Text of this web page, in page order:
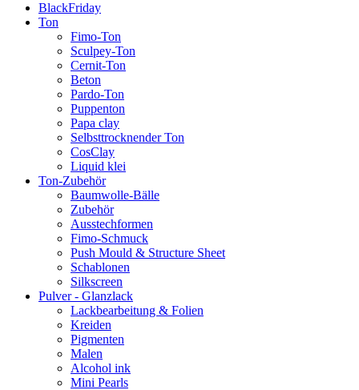
BlackFriday
Ton
Fimo-Ton
Sculpey-Ton
Cernit-Ton
Beton
Pardo-Ton
Puppenton
Papa clay
Selbsttrocknender Ton
CosClay
Liquid klei
Ton-Zubehör
Baumwolle-Bälle
Zubehör
Ausstechformen
Fimo-Schmuck
Push Mould & Structure Sheet
Schablonen
Silkscreen
Pulver - Glanzlack
Lackbearbeitung & Folien
Kreiden
Pigmenten
Malen
Alcohol ink
Mini Pearls